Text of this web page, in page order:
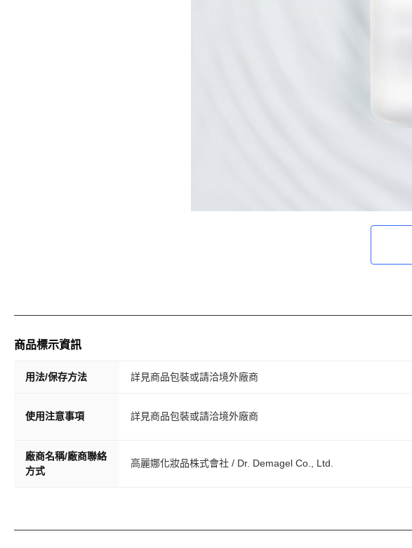
商品標示資訊
用法/保存方法 詳見商品包裝或請洽境外廠商
使用注意事項 詳見商品包裝或請洽境外廠商
廠商名稱/廠商聯絡
方式
高麗娜化妝品株式會社 / Dr. Demagel Co., Ltd.